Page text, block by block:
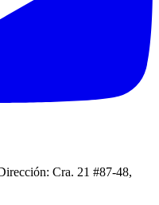
Cra. 21 #87-48,